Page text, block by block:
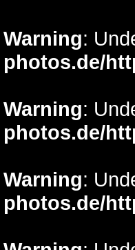
Warning:
photos.de/
Warning:
photos.de/
Warning:
photos.de/